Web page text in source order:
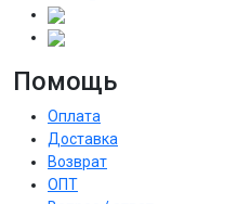
Помощь
Оплата
Доставка
Возврат
ОПТ